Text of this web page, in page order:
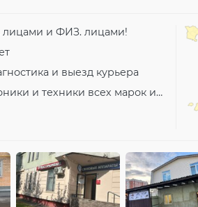
лицами и ФИЗ. лицами!
и выезд курьера
и техники всех марок и моделей!